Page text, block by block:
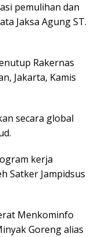
pemulihan dan
Jaksa Agung ST.
Rakernas
Jakarta, Kamis
secara global
kerja
Satker Jampidsus
Menkominfo
Goreng alias